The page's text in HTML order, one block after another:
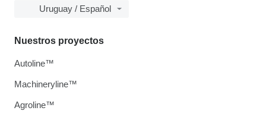
Uruguay / Español
Nuestros proyectos
Autoline™
Machineryline™
Agroline™